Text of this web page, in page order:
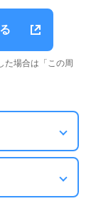
た場合は「この周